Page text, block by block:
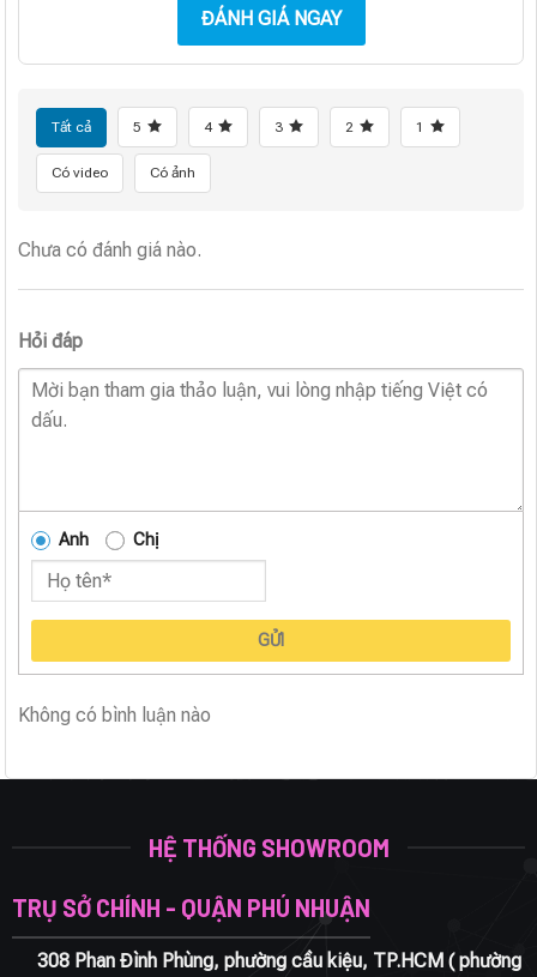
ĐÁNH GIÁ NGAY
Tất cả 5 4 3 2 1
Có video Có ảnh
Chưa có đánh giá nào.
Hỏi đáp
Anh Chị
GỬI
Không có bình luận nào
HỆ THỐNG SHOWROOM
TRỤ SỞ CHÍNH - QUẬN PHÚ NHUẬN
308 Phan Đình Phùng, phường cầu kiệu, TP.HCM ( phường